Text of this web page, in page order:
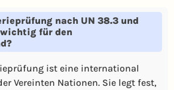
nach UN 38.3 und
für den
ist eine international
Vereinten Nationen. Sie legt fest,